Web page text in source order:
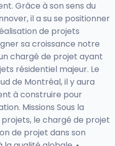
Grâce à son sens du
il a su se positionner
de projets
sa croissance notre
chargé de projet ayant
résidentiel majeur. Le
de Montréal, il y aura
à construire pour
Missions Sous la
le chargé de projet
de projet dans son